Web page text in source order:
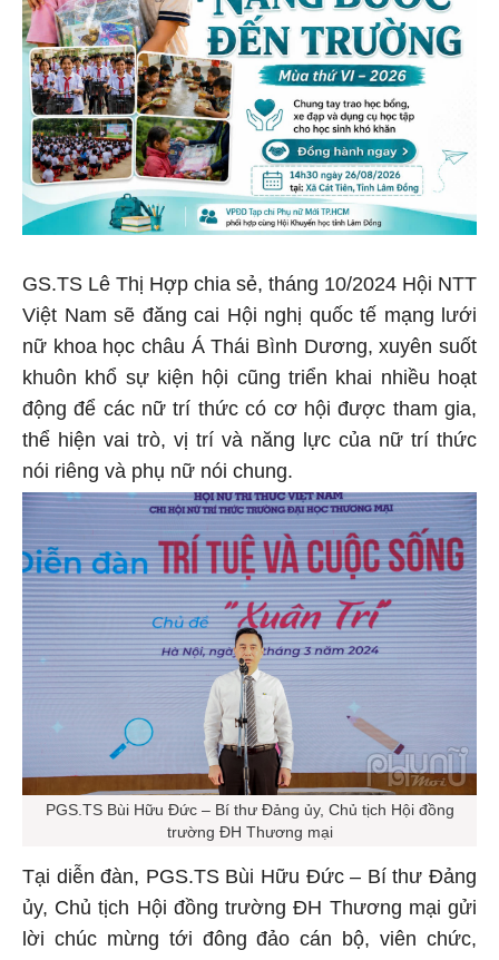
GS.TS Lê Thị Hợp chia sẻ, tháng 10/2024 Hội NTT
Việt Nam sẽ đăng cai Hội nghị quốc tế mạng lưới
nữ khoa học châu Á Thái Bình Dương, xuyên suốt
khuôn khổ sự kiện hội cũng triển khai nhiều hoạt
động để các nữ trí thức có cơ hội được tham gia,
thể hiện vai trò, vị trí và năng lực của nữ trí thức
nói riêng và phụ nữ nói chung.
PGS.TS Bùi Hữu Đức – Bí thư Đảng ủy, Chủ tịch Hội đồng
trường ĐH Thương mại
Tại diễn đàn, PGS.TS Bùi Hữu Đức – Bí thư Đảng
ủy, Chủ tịch Hội đồng trường ĐH Thương mại gửi
lời chúc mừng tới đông đảo cán bộ, viên chức,